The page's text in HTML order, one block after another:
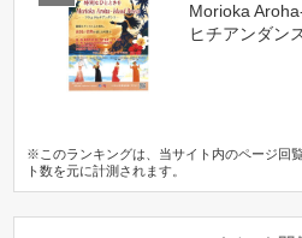
Morioka
ヒチアンダン
※このランキングは、当サイト内のページ回
ト数を元に計測されます。